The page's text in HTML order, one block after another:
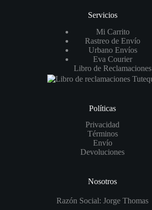
Servicios
Mi Carrito
Rastreo de Envío
Urbano Envíos
Eva Courier
Libro de Reclamaciones
Políticas
Privacidad
Términos
Envío
Devoluciones
Nosotros
Razón Social: Jorge Thomas